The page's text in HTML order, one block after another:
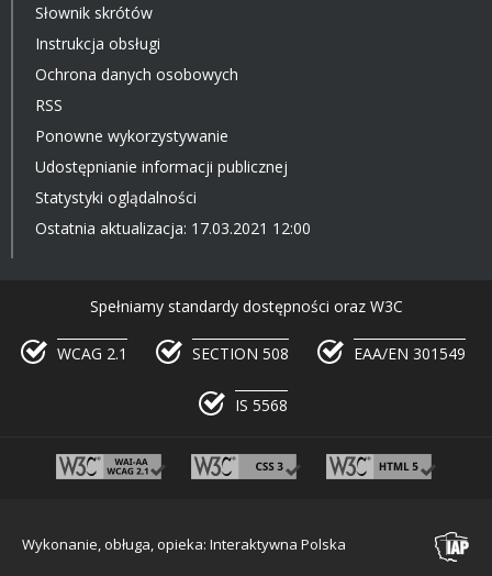
Słownik skrótów
Instrukcja obsługi
Ochrona danych osobowych
RSS
Ponowne wykorzystywanie
Udostępnianie informacji publicznej
Statystyki oglądalności
Ostatnia aktualizacja: 17.03.2021 12:00
Spełniamy standardy dostępności oraz W3C
WCAG 2.1 SECTION 508 EAA/EN 301549
IS 5568
Wykonanie, obługa, opieka: Interaktywna Polska